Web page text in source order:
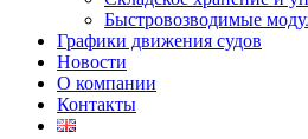
Быстровозводимые
Графики движения судов
Новости
О компании
Контакты